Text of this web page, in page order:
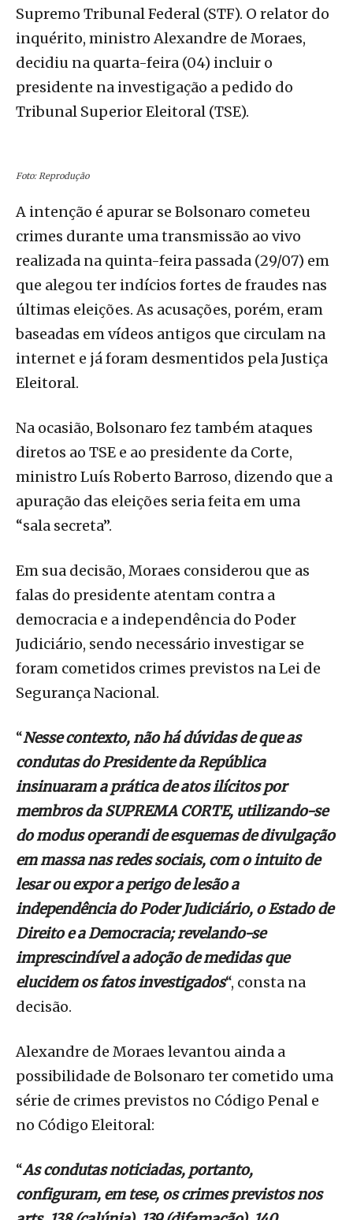
Supremo Tribunal Federal (STF). O relator do
inquérito, ministro Alexandre de Moraes,
decidiu na quarta-feira (04) incluir o
presidente na investigação a pedido do
Tribunal Superior Eleitoral (TSE).
Foto: Reprodução
A intenção é apurar se Bolsonaro cometeu
crimes durante uma transmissão ao vivo
realizada na quinta-feira passada (29/07) em
que alegou ter indícios fortes de fraudes nas
últimas eleições. As acusações, porém, eram
baseadas em vídeos antigos que circulam na
internet e já foram desmentidos pela Justiça
Eleitoral.
Na ocasião, Bolsonaro fez também ataques
diretos ao TSE e ao presidente da Corte,
ministro Luís Roberto Barroso, dizendo que a
apuração das eleições seria feita em uma
“sala secreta”.
Em sua decisão, Moraes considerou que as
falas do presidente atentam contra a
democracia e a independência do Poder
Judiciário, sendo necessário investigar se
foram cometidos crimes previstos na Lei de
Segurança Nacional.
“Nesse contexto, não há dúvidas de que as
condutas do Presidente da República
insinuaram a prática de atos ilícitos por
membros da SUPREMA CORTE, utilizando-se
do modus operandi de esquemas de divulgação
em massa nas redes sociais, com o intuito de
lesar ou expor a perigo de lesão a
independência do Poder Judiciário, o Estado de
Direito e a Democracia; revelando-se
imprescindível a adoção de medidas que
elucidem os fatos investigados“, consta na
decisão.
Alexandre de Moraes levantou ainda a
possibilidade de Bolsonaro ter cometido uma
série de crimes previstos no Código Penal e
no Código Eleitoral:
“As condutas noticiadas, portanto,
configuram, em tese, os crimes previstos nos